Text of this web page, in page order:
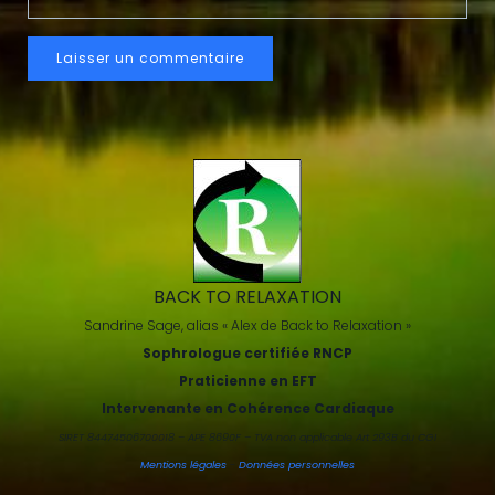
BACK TO RELAXATION
Sandrine Sage, alias « Alex de Back to Relaxation »
Sophrologue certifiée RNCP
Praticienne en EFT
Intervenante en Cohérence Cardiaque
SIRET 84474506700018 – APE 8690F – TVA non applicable Art 293B du CGI
Mentions légales
Données personnelles